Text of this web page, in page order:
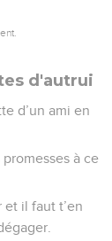
d'autrui
d’un ami en
à ce
il faut t’en